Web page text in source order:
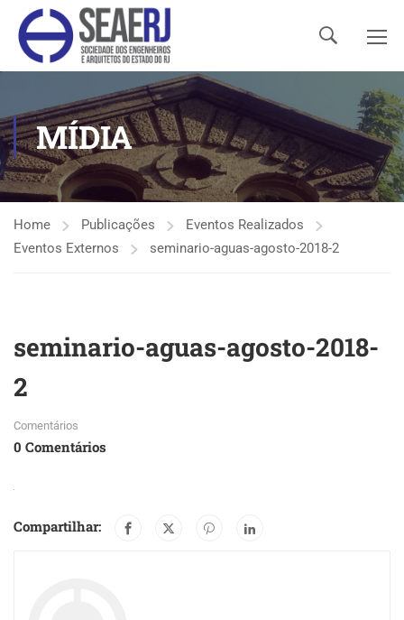
MÍDIA
Home Publicações
Eventos Realizados
Eventos Externos
seminario-aguas-agosto-2018-2
seminario-aguas-agosto-2018-
2
Comentários
0 Comentários
Compartilhar: